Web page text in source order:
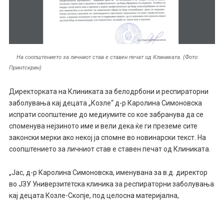
На соопштението за личниот став е ставен печат од Клиниката. (Фото:
Принтскрин)
Директорката на Клиниката за белодрбони и респираторни
заболувања кај децата „Козле“ д-р Каролина Симоновска
испрати соопштение до медиумите со кое забранува да се
споменува нејзиното име и вели дека ќе ги преземе сите
законски мерки ако некој ја спомне во новинарски текст. На
соопштението за личниот став е ставен печат од Клиниката.
„Јас, д-р Каролина Симоновска, именувана за в.д. директор
во ЈЗУ Универзитетска клиника за респираторни заболувања
кај децата Козле-Скопје, под целосна материјална,